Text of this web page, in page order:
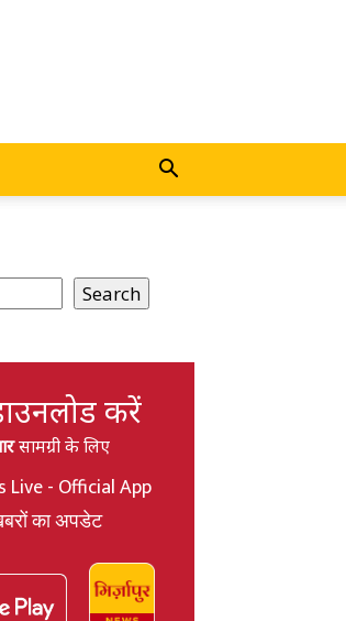
Search
करें
सामग्री के लिए
Live - Official App
का अपडेट